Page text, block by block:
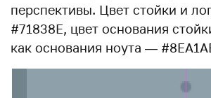
перспективы. Цвет стойки и
#71838E, цвет основания
как основания ноута —